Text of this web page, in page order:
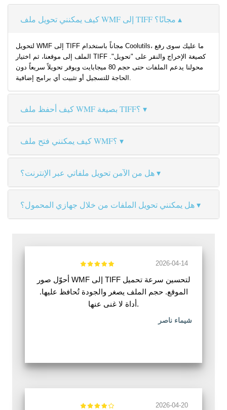
كيف يمكنني تحويل ملف WMF إلى TIFF مجانًا؟
لتحويل WMF إلى TIFF مجاناً باستخدام Coolutils، ما عليك سوى رفع
الملف إلى موقعنا، ثم اختيار TIFF كصيغة الإخراج والنقر على "تحويل".
محولنا يدعم الملفات حتى حجم 80 ميجابايت ويوفر تحويلاً سريعاً دون
الحاجة للتسجيل أو تثبيت أي برامج إضافية.
كيف أحفظ ملف WMF بصيغة TIFF؟
كيف يمكنني فتح ملف WMF؟
هل من الآمن تحويل ملفاتي عبر الإنترنت؟
هل يمكنني تحويل الملفات من خلال جهازي المحمول؟
2026-04-14
أحوّل صور WMF إلى TIFF لتحسين سرعة تحميل
الموقع. حجم الملف يصغر والجودة تُحافظ عليها.
أداة لا غنى عنها.
شيماء ناصر
2026-04-20